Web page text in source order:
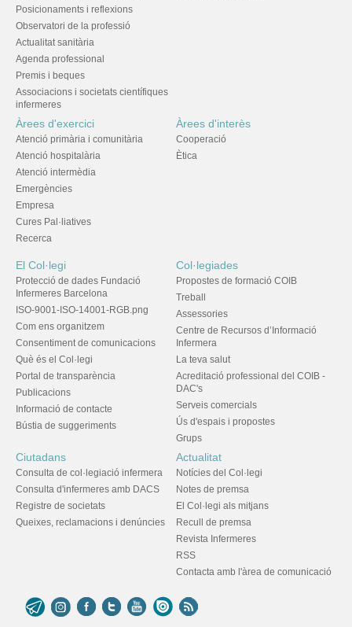
Posicionaments i reflexions
Observatori de la professió
Actualitat sanitària
Agenda professional
Premis i beques
Associacions i societats científiques
infermeres
Àrees d'exercici
Atenció primària i comunitària
Atenció hospitalària
Atenció intermèdia
Emergències
Empresa
Cures Pal·liatives
Recerca
Àrees d'interès
Cooperació
Ètica
El Col·legi
Protecció de dades Fundació
Infermeres Barcelona
ISO-9001-ISO-14001-RGB.png
Com ens organitzem
Consentiment de comunicacions
Què és el Col·legi
Portal de transparència
Publicacions
Informació de contacte
Bústia de suggeriments
Col·legiades
Propostes de formació COIB
Treball
Assessories
Centre de Recursos d’Informació
Infermera
La teva salut
Acreditació professional del COIB -
DAC's
Serveis comercials
Ús d'espais i propostes
Grups
Ciutadans
Consulta de col·legiació infermera
Consulta d'infermeres amb DACS
Registre de societats
Queixes, reclamacions i denúncies
Actualitat
Notícies del Col·legi
Notes de premsa
El Col·legi als mitjans
Recull de premsa
Revista Infermeres
RSS
Contacta amb l'àrea de comunicació